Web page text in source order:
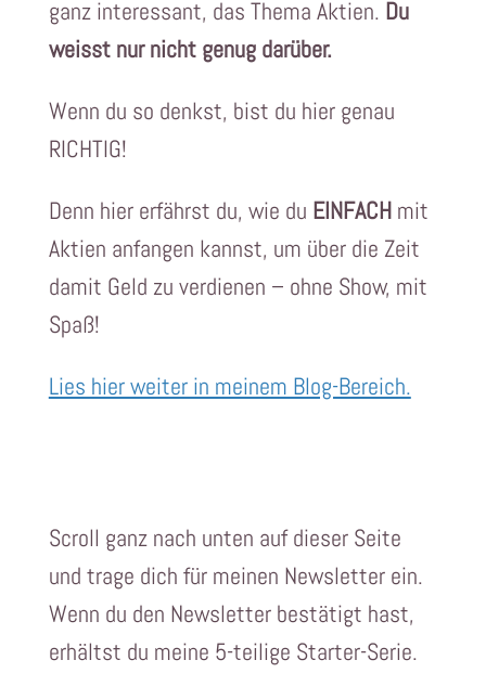
ganz interessant, das Thema Aktien. Du
weisst nur nicht genug darüber.
Wenn du so denkst, bist du hier genau
RICHTIG!
Denn hier erfährst du, wie du EINFACHmit
Aktien anfangen kannst, um über die Zeit
damit Geld zu verdienen – ohne Show, mit
Spaß!
Lies hier weiter in meinem Blog-Bereich.
Scroll ganz nach unten auf dieser Seite
und trage dich für meinen Newsletter ein.
Wenn du den Newsletter bestätigt hast,
erhältst du meine 5-teilige Starter-Serie.